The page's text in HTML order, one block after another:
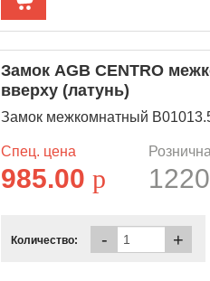
Замок AGB CENTRO
вверху (латунь)
Замок межкомнатный
Спец. цена
985.00p
Количество: - +